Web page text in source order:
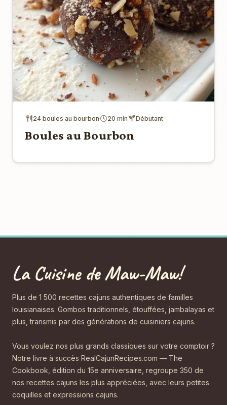
24 boules au bourbon 20 min Débutant
Boules au Bourbon
La Cuisine de Maw-Maw!
Plus de 1 500 recettes cajuns authentiques de familles
louisianaises. Gombos traditionnels, étouffées, jambalayas et
plus, transmis par des générations de cuisiniers cajuns.
Vous voulez nos plus grands classiques sur votre comptoir ?
Notre livre à succès RealCajunRecipes.com — The
Cookbook, édition du 15e anniversaire, regroupe 350 de
nos recettes cajuns les plus appréciées, avec leurs petites
coquilles et expressions cajuns.